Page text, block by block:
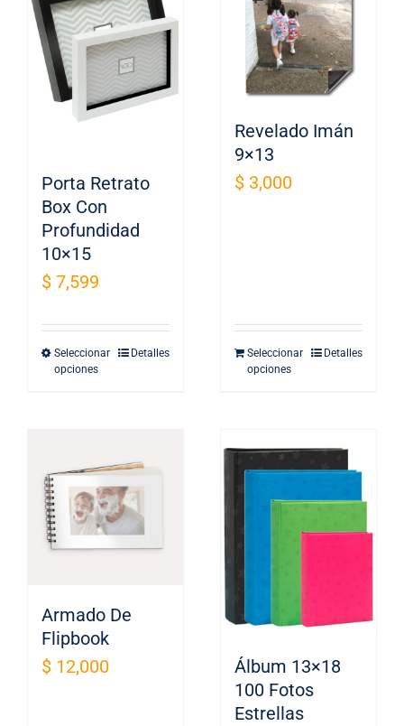
Porta Retrato
Box Con
Profundidad
10×15
$ 7,599
Seleccionar
opciones
Este
Las
opciones
se
en
la
página
Detalles
Revelado Imán
9×13
$ 3,000
Seleccionar
opciones
Detalles
Armado De
Flipbook
$ 12,000
Álbum 13×18
100 Fotos
Estrellas